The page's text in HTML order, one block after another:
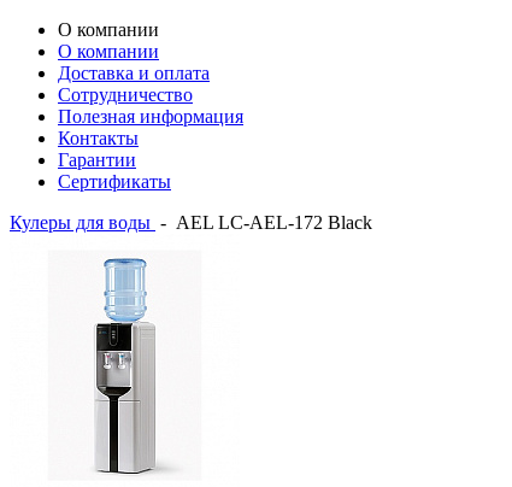
О компании
О компании
Доставка и оплата
Сотрудничество
Полезная информация
Контакты
Гарантии
Сертификаты
Кулеры для воды - AEL LC-AEL-172 Black